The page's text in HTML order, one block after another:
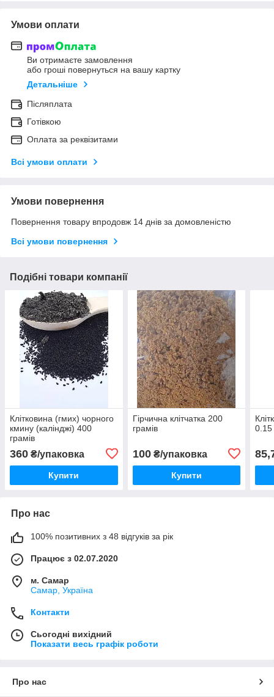
Умови оплати
Ви отримаєте замовлення
або гроші повернуться на вашу картку
Детальніше
Післяплата
Готівкою
Оплата за реквізитами
Всі умови оплати
Умови повернення
Повернення товару впродовж 14 днів за домовленістю
Всі умови повернення
Подібні товари компанії
Клітковина (гмих) чорного
кмину (калінджі) 400
грамів
360 ₴/упаковка
Купити
Гірчична клітчатка 200
грамів
100₴/упаковка
Купити
0.15
Про нас
100% позитивних з 48 відгуків за рік
Працює з 02.07.2020
м. Самар
Самар, Україна
Контакти
Сьогодні вихідний
Показати весь графік роботи
Про нас